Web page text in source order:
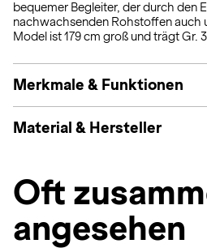
bequemer Begleiter, der durch den
nachwachsenden Rohstoffen auch
Model ist 179 cm groß und trägt Gr.
Merkmale & Funktionen
Material & Hersteller
Oft
angesehen